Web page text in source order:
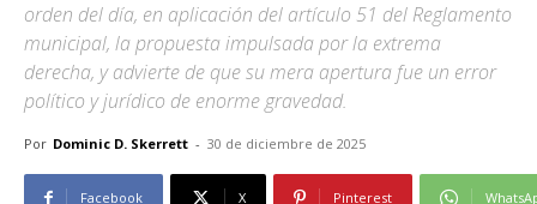
orden del día, en aplicación del artículo 51 del Reglamento
municipal, la propuesta impulsada por la extrema
derecha, y advierte de que su mera apertura fue un error
político y jurídico de enorme gravedad.
Por Dominic D. Skerrett - 30 de diciembre de 2025
Facebook X Pinterest